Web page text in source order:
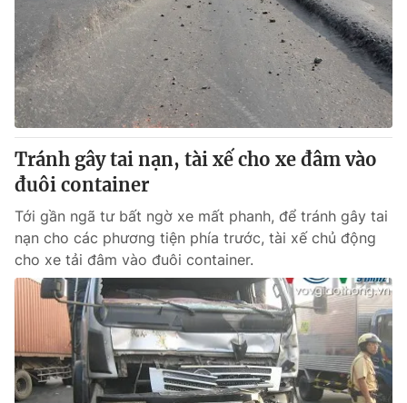
Tránh gây tai nạn, tài xế cho xe đâm vào
đuôi container
Tới gần ngã tư bất ngờ xe mất phanh, để tránh gây tai
nạn cho các phương tiện phía trước, tài xế chủ động
cho xe tải đâm vào đuôi container.